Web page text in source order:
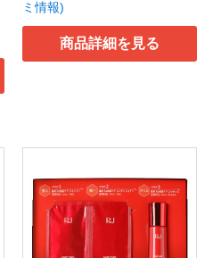
ミ情報)
商品詳細を見る